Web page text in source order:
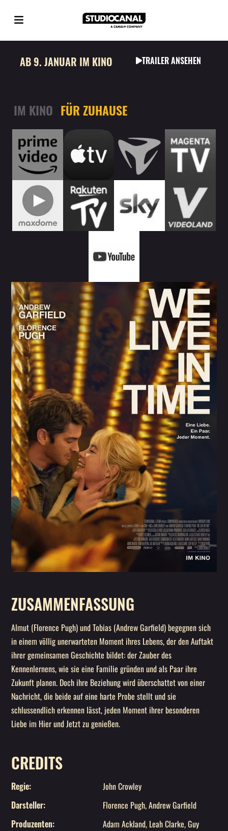
AB 9. JANUAR IM KINO TRAILER ANSEHEN
IM KINO FÜR ZUHAUSE
ZUSAMMENFASSUNG
Almut (Florence Pugh) und Tobias (Andrew Garfield) begegnen sich
in einem völlig unerwarteten Moment ihres Lebens, der den Auftakt
ihrer gemeinsamen Geschichte bildet: der Zauber des
Kennenlernens, wie sie eine Familie gründen und als Paar ihre
Zukunft planen. Doch ihre Beziehung wird überschattet von einer
Nachricht, die beide auf eine harte Probe stellt und sie
schlussendlich erkennen lässt, jeden Moment ihrer besonderen
Liebe im Hier und Jetzt zu genießen.
CREDITS
Regie:
John Crowley
Darsteller:
Florence Pugh, Andrew Garfield
Produzenten:
Adam Ackland, Leah Clarke, Guy